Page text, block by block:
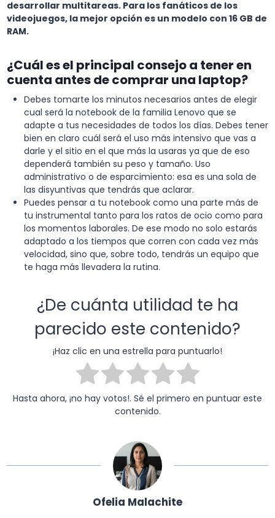
desarrollar multitareas. Para los fanáticos de los
videojuegos, la mejor opción es un modelo con 16 GB de
RAM.
¿Cuál es el principal consejo a tener en
cuenta antes de comprar una laptop?
Debes tomarte los minutos necesarios antes de elegir
cual será la notebook de la familia Lenovo que se
adapte a tus necesidades de todos los días. Debes tener
bien en claro cuál será el uso más intensivo que vas a
darle y el sitio en el que más la usaras ya que de eso
dependerá también su peso y tamaño. Uso
administrativo o de esparcimiento: esa es una sola de
las disyuntivas que tendrás que aclarar.
Puedes pensar a tu notebook como una parte más de
tu instrumental tanto para los ratos de ocio como para
los momentos laborales. De ese modo no solo estarás
adaptado a los tiempos que corren con cada vez más
velocidad, sino que, sobre todo, tendrás un equipo que
te haga más llevadera la rutina.
¿De cuánta utilidad te ha
parecido este contenido?
¡Haz clic en una estrella para puntuarlo!
Hasta ahora, ¡no hay votos!. Sé el primero en puntuar este
contenido.
Ofelia Malachite